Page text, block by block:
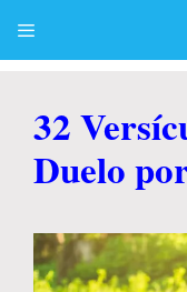
32
Duelo